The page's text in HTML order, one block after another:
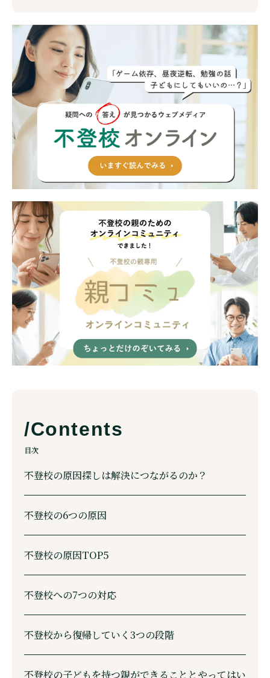
目次
不登校の原因探しは解決につながるのか？
不登校の6つの原因
不登校の原因TOP5
不登校への7つの対応
不登校から復帰していく3つの段階
不登校の子どもを持つ親ができることとやってはい